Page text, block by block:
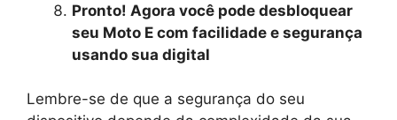
Pronto! Agora você pode desbloquear
seu Moto E com facilidade e segurança
usando sua digital
Lembre-se de que a segurança do seu